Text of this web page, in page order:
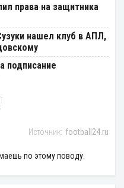
права на защитника
нашел клуб в АПЛ,
подписание
football24.ru
по этому поводу.